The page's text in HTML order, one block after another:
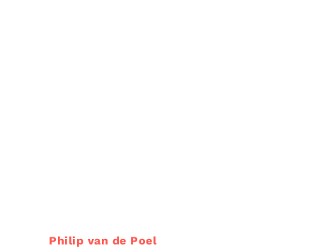
Philip van de Poel